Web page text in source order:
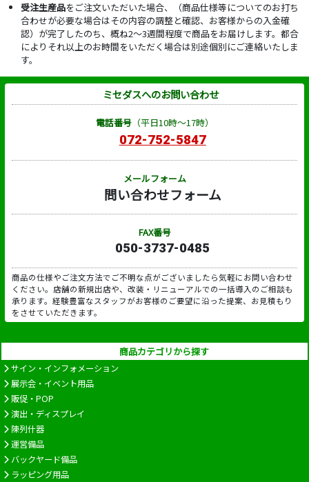
受注生産品をご注文いただいた場合、（商品仕様等についてのお打ち
合わせが必要な場合はその内容の調整と確認、お客様からの入金確
認）が完了したのち、概ね2～3週間程度で商品をお届けします。都合
によりそれ以上のお時間をいただく場合は別途個別にご連絡いたしま
す。
ミセダスへのお問い合わせ
電話番号（平日10時～17時）
072-752-5847
メールフォーム
問い合わせフォーム
FAX番号
050-3737-0485
商品の仕様やご注文方法でご不明な点がございましたら気軽にお問い合わせ
ください。店舗の新規出店や、改装・リニューアルでの一括導入のご相談も
承ります。経験豊富なスタッフがお客様のご要望に沿った提案、お見積もり
をさせていただきます。
商品カテゴリから探す
サイン・インフォメーション
展示会・イベント用品
販促・POP
演出・ディスプレイ
陳列什器
運営備品
バックヤード備品
ラッピング用品